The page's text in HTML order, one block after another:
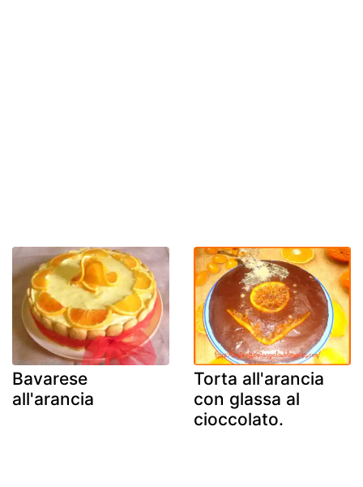
Bavarese
all'arancia
Torta all'arancia
con glassa al
cioccolato.